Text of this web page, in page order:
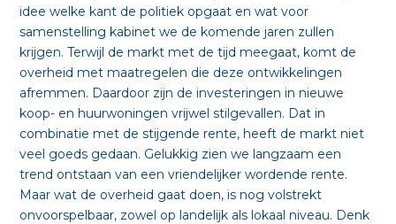
idee welke kant de politiek opgaat en wat voor
samenstelling kabinet we de komende jaren zullen
krijgen. Terwijl de markt met de tijd meegaat, komt de
overheid met maatregelen die deze ontwikkelingen
afremmen. Daardoor zijn de investeringen in nieuwe
koop- en huurwoningen vrijwel stilgevallen. Dat in
combinatie met de stijgende rente, heeft de markt niet
veel goeds gedaan. Gelukkig zien we langzaam een
trend ontstaan van een vriendelijker wordende rente.
Maar wat de overheid gaat doen, is nog volstrekt
onvoorspelbaar, zowel op landelijk als lokaal niveau. Denk